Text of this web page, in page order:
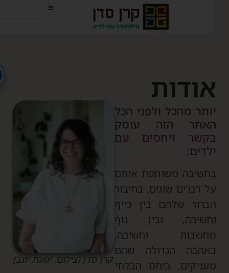
מהכל ולפני הכל
הזה עוסק
ויחסים עם
:
משותפת איתם
דברים שונים, בחיבור
שלהם בין כייף
ובין גוף
וחשיבה,
הגדולה שהם
ביחס הבלתי קרן סדן (צילום: יפעת יוגב)